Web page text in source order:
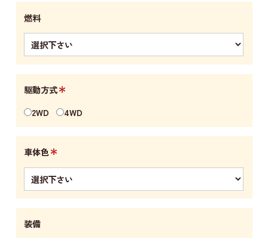
燃料
駆動方式＊
2WD 4WD
車体色＊
装備